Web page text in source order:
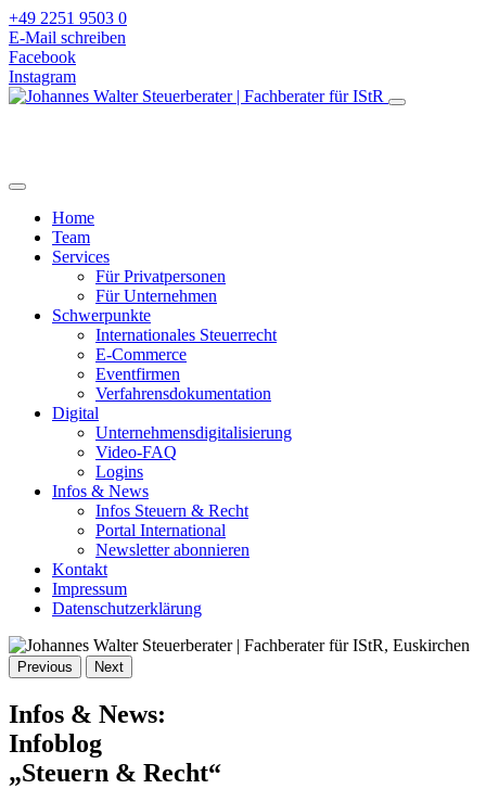
+49 2251 9503 0
E-Mail schreiben
Facebook
Instagram
Home
Team
Services
Für Privatpersonen
Für Unternehmen
Schwerpunkte
Internationales Steuerrecht
E-Commerce
Eventfirmen
Verfahrensdokumentation
Digital
Unternehmensdigitalisierung
Video-FAQ
Logins
Infos & News
Infos Steuern & Recht
Portal International
Newsletter abonnieren
Kontakt
Impressum
Datenschutzerklärung
Previous Next
Infos & News:
Infoblog
„Steuern & Recht“